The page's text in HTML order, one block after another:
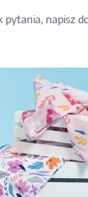
pytania, napisz